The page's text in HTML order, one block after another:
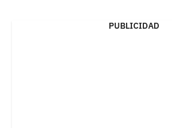
PUBLICIDAD